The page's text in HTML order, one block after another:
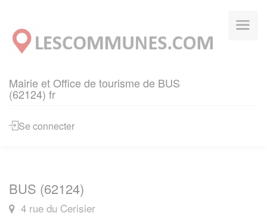
Mairie et Office de tourisme de BUS
(62124) fr
Se connecter
BUS (62124)
4 rue du Cerisier